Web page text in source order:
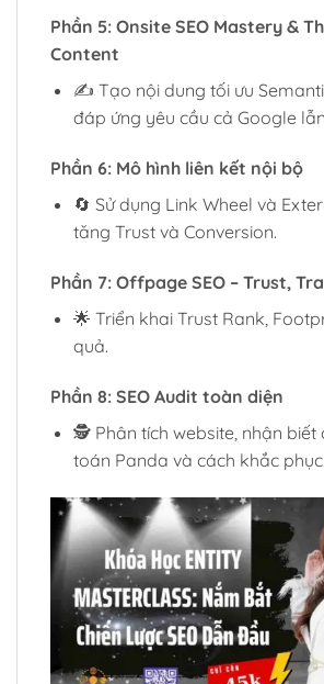
Phần 5: Onsite SEO Mastery &
Content
✍️ Tạo nội dung tối ưu
đáp ứng yêu cầu cả Google
Phần 6: Mô hình liên kết nội bộ
🔄 Sử dụng Link Wheel và
tăng Trust và Conversion.
Phần 7: Offpage SEO – Trust,
🌟 Triển khai Trust Rank,
quả.
Phần 8: SEO Audit toàn diện
🕵️ Phân tích website, nhận biết
toán Panda và cách khắc phục.